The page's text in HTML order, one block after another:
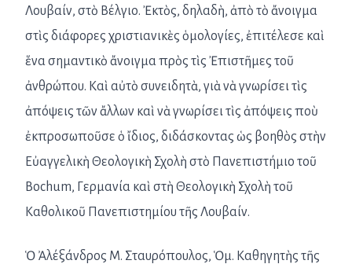
Λουβαίν, στὸ Βέλγιο. Ἐκτὸς, δηλαδὴ, ἀπὸ τὸ ἄνοιγμα
στὶς διάφορες χριστιανικὲς ὁμολογίες, ἐπιτέλεσε καὶ
ἕνα σημαντικὸ ἄνοιγμα πρὸς τὶς Ἐπιστῆμες τοῦ
ἀνθρώπου. Καὶ αὐτὸ συνειδητὰ, γιὰ νὰ γνωρίσει τὶς
ἀπόψεις τῶν ἄλλων καὶ νὰ γνωρίσει τὶς ἀπόψεις ποὺ
ἐκπροσωποῦσε ὁ ἴδιος, διδάσκοντας ὡς βοηθὸς στὴν
Εὐαγγελικὴ Θεολογικὴ Σχολὴ στὸ Πανεπιστήμιο τοῦ
Bochum, Γερμανία καὶ στὴ Θεολογικὴ Σχολὴ τοῦ
Καθολικοῦ Πανεπιστημίου τῆς Λουβαίν.
Ὁ Ἀλέξάνδρος Μ. Σταυρόπουλος, Ὁμ. Καθηγητὴς τῆς